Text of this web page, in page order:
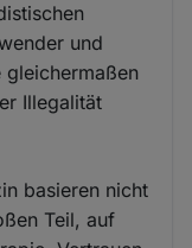
und
Illegalität
basieren nicht
Teil, auf